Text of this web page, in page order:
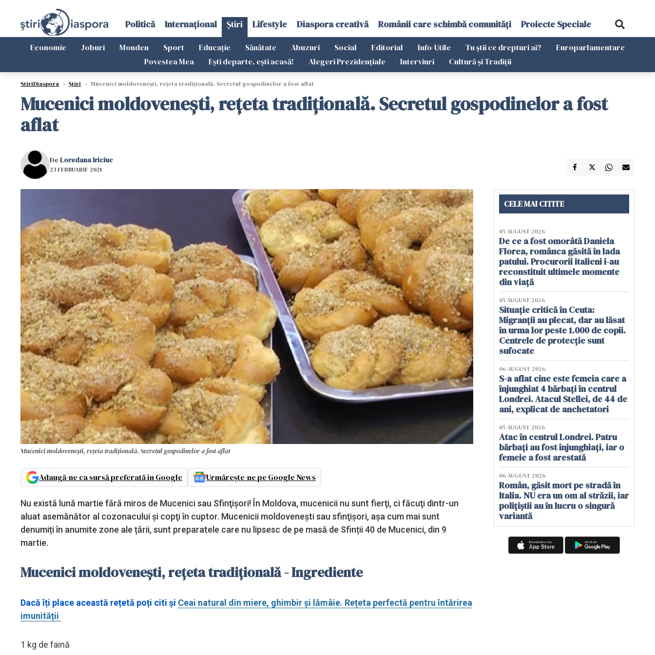
Politică Internațional Știri Lifestyle Diaspora creativă Românii care schimbă comunități Proiecte Speciale
Economie Joburi Monden Sport Educație Sănătate Abuzuri Social Editorial Info-Utile Tu știi ce drepturi ai?
Europarlamentare
Povestea Mea
Ești departe, ești acasă! Alegeri Prezidențiale Interviuri Cultură și Tradiții
StiriDiaspora › Știri › Mucenici moldovenești, rețeta tradițională. Secretul gospodinelor a fost aflat
Mucenici moldovenești, rețeta tradițională. Secretul gospodinelor a fost
aflat
DeLoredana Iriciuc
23 FEBRUARIE 2021
Mucenici moldovenești, rețeta tradițională. Secretul gospodinelor a fost aflat
Adaugă-ne ca sursă preferată în Google Urmărește-ne pe Google News
Nu există lună martie fără miros de Mucenici sau Sfinţişori! În Moldova, mucenicii nu sunt fierţi, ci făcuţi dintr-un
aluat asemănător al cozonacului şi copţi în cuptor. Mucenicii moldoveneşti sau sfinţişori, așa cum mai sunt
denumiți în anumite zone ale țării, sunt preparatele care nu lipsesc de pe masă de Sfinții 40 de Mucenici, din 9
martie.
Mucenici moldovenești, rețeta tradițională - Ingrediente
Dacă îți place această rețetă poți citi și Ceai natural din miere, ghimbir și lămâie. Rețeta perfectă pentru întărirea
imunității
1 kg de faină
CELE MAI CITITE
05 AUGUST 2026
De ce a fost omorâtă Daniela
Florea, românca găsită în lada
patului. Procurorii italieni i-au
reconstituit ultimele momente
din viață
05 AUGUST 2026
Situație critică în Ceuta:
Migranții au plecat, dar au lăsat
în urma lor peste 1.000 de copii.
Centrele de protecție sunt
sufocate
06 AUGUST 2026
S-a aflat cine este femeia care a
înjunghiat 4 bărbați în centrul
Londrei. Atacul Stellei, de 44 de
ani, explicat de anchetatori
05 AUGUST 2026
Atac în centrul Londrei. Patru
bărbați au fost înjunghiați, iar o
femeie a fost arestată
06 AUGUST 2026
Român, găsit mort pe stradă în
Italia. NU era un om al străzii, iar
polițiștii au în lucru o singură
variantă